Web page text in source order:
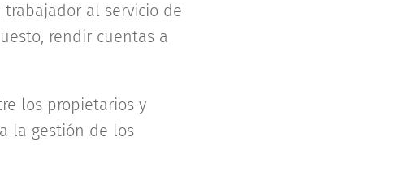
trabajador al servicio de
rendir cuentas a
los propietarios y
la gestión de los